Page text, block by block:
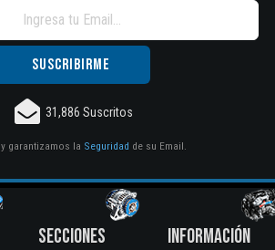
31,886 Suscritos
y garantizamos la Seguridad de su Email.
SECCIONES
INFORMACIÓN